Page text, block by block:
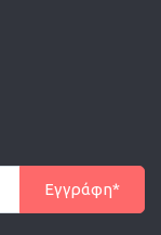
Εγγράφη*